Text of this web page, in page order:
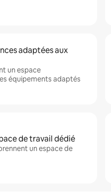
adaptées aux
un espace
équipements adaptés
de travail dédié
un espace de